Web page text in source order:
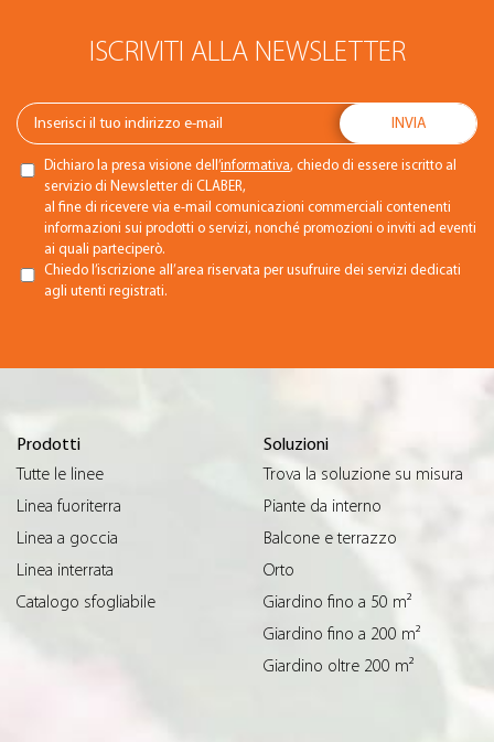
ISCRIVITI ALLA NEWSLETTER
Dichiaro la presa visione dell’informativa, chiedo di essere iscritto al
servizio di Newsletter di CLABER,
al fine di ricevere via e-mail comunicazioni commerciali contenenti
informazioni sui prodotti o servizi, nonché promozioni o inviti ad eventi
ai quali parteciperò.
Chiedo l’iscrizione all’area riservata per usufruire dei servizi dedicati
agli utenti registrati.
Prodotti
Tutte le linee
Linea fuoriterra
Linea a goccia
Linea interrata
Catalogo sfogliabile
Soluzioni
Trova la soluzione su misura
Piante da interno
Balcone e terrazzo
Orto
Giardino fino a 50 m²
Giardino fino a 200 m²
Giardino oltre 200 m²